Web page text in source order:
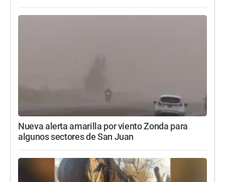
Nueva alerta amarilla por viento Zonda para
algunos sectores de San Juan